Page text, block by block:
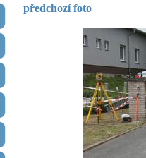
předchozí foto